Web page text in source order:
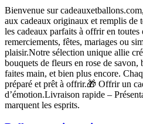
Bienvenue sur
aux cadeaux originaux et remplis de
les cadeaux parfaits à offrir en toutes
remerciements, fêtes, mariages ou
plaisir.Notre sélection unique allie
bouquets de fleurs en rose de savon,
faites main, et bien plus encore.
préparé et prêt à offrir.🎁 Offrir un
d’émotion.Livraison rapide –
marquent les esprits.